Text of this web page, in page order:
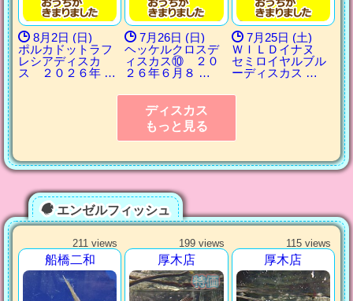
8月2日 (日)
ポルカドットラフ
レシアディスカ
ス ２０２６年 …
7月26日 (日)
ヘッケルクロスデ
ィスカス⑩ ２０
２６年６月８ …
7月25日 (土)
ＷＩＬＤイナヌ
セミロイヤルブル
ーディスカス …
ディスカス
もっと見る
エンゼルフィッシュ
211 views
船橋二和
199 views
厚木店
115 views
厚木店